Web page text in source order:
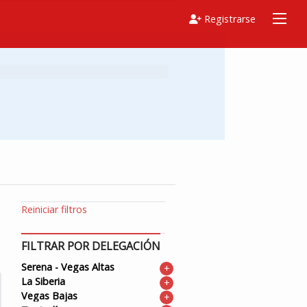
Registrarse
Reiniciar filtros
FILTRAR POR DELEGACIÓN